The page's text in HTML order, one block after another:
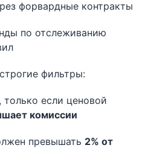
форвардные контракты
по отслеживанию
фильтры:
если ценовой
комиссии
превышать 2% от